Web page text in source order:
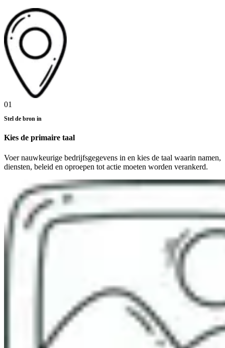
01
Stel de bron in
Kies de primaire taal
Voer nauwkeurige bedrijfsgegevens in en kies de taal waarin namen,
diensten, beleid en oproepen tot actie moeten worden verankerd.